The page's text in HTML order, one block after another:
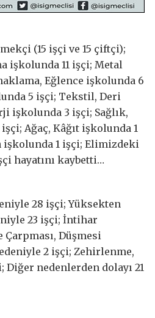
(15 işçi ve 15 çiftçi);
işkolunda 11 işçi; Metal
Eğlence işkolunda 6
5 işçi; Tekstil, Deri
işkolunda 3 işçi; Sağlık,
Ağaç, Kâğıt işkolunda 1
işkolunda 1 işçi; Elimizdeki
hayatını kaybetti…
28 işçi; Yüksekten
23 işçi; İntihar
Düşmesi
2 işçi; Zehirlenme,
nedenlerden dolayı 21